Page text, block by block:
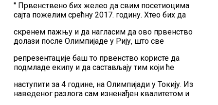
'' Првенствено бих желео да свим посетиоцима
сајта пожелим срећну 2017. годину. Хтео бих да
скренем пажњу и да нагласим да ово првенство
долази после Олимпијаде у Рију, што све
репрезентације баш то првенство користе да
подмладе екипу и да састављају тим који ће
наступити за 4 године, на Олимпијади у Токију. Из
наведеног разлога сам изненађен квалитетом и